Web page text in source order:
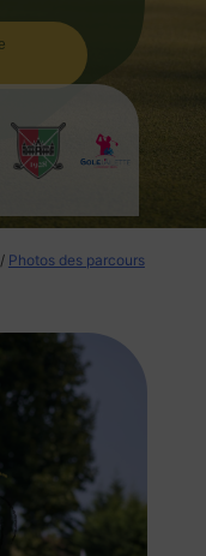
/ Photos des parcours